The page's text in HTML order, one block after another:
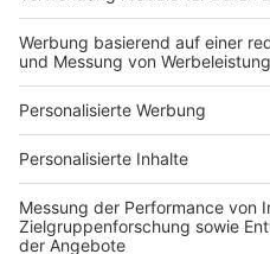
Bauprojekt-Profil
Für Unternehmen
Ihre Baufirma auf bauen.de
Kostenloses Infogespräch